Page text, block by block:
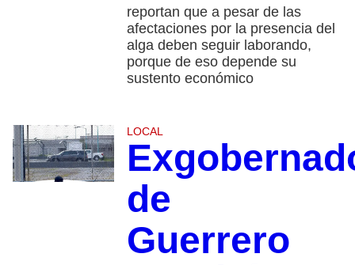
reportan que a pesar de las
afectaciones por la presencia del
alga deben seguir laborando,
porque de eso depende su
sustento económico
LOCAL
de
Guerrero